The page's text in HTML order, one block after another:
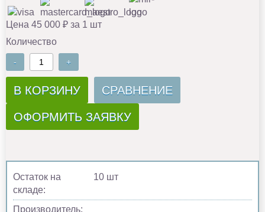
Цена 45 000 ₽ за 1 шт
Количество
- +
В КОРЗИНУ СРАВНЕНИЕ
ОФОРМИТЬ ЗАЯВКУ
Остаток на
складе:
10 шт
Производитель: